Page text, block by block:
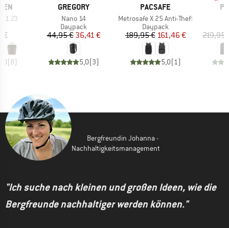
23
€
(8)
MARKE
GREGORY
Artikel
Nano 14
Produktgruppe
Daypack
Preis
44,95 €reduzierter Preis
36,41 €
5,0(3)
MARKE
PACSAFE
Artikel
Metrosafe X 25 Anti-Theft
Produktgruppe
Daypack
Preis
189,95 €reduzierter Preis
161,46 €
5,0( 1)
219,95
Bergfreundin Johanna -
Nachhaltigkeitsmanagement
"Ich suche nach kleinen und großen Ideen, wie die
Bergfreunde nachhaltiger werden können."